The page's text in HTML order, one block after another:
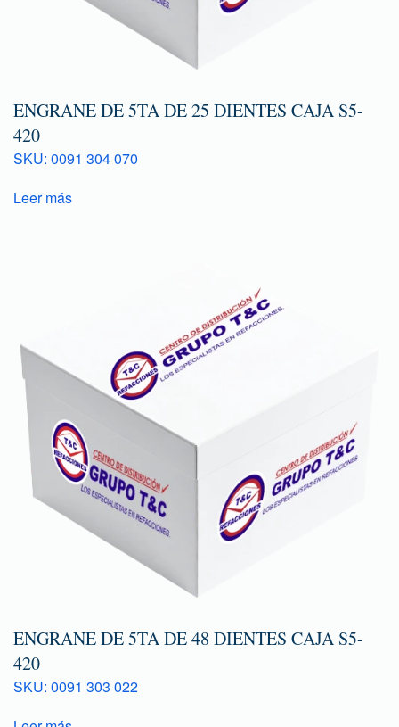
ENGRANE DE 5TA DE 25 DIENTES CAJA S5-
420
SKU: 0091 304 070
Leer más
ENGRANE DE 5TA DE 48 DIENTES CAJA S5-
420
SKU: 0091 303 022